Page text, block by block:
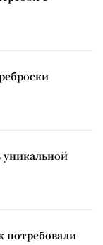
уникальной
потребовали